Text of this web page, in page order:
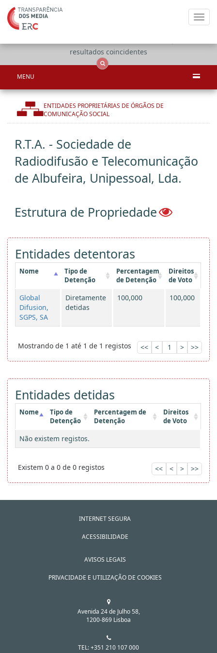
resultados coincidentes
MENU
ENTIDADES PROPRIETÁRIAS DE ÓRGÃOS DE
COMUNICAÇÃO SOCIAL
R.T.A. - Sociedade de
Radiodifusão e Telecomunicação
de Albufeira, Unipessoal, Lda.
Estrutura de Propriedade
Entidades detentoras
Nome
Tipo de
Detenção
Percentagem
de Detenção
Direitos
de Voto
Global
Difusion,
SGPS, SA
Diretamente
detidas
100,000 100,000
Mostrando de 1 até 1 de 1 registos << < 1 > >>
Entidades detidas
Nome
Tipo de
Detenção
Percentagem de
Detenção
Direitos
de Voto
Não existem registos.
Existem 0 a 0 de 0 registos << < > >>
INTERNET SEGURA
ACESSIBILIDADE
AVISOS LEGAIS
PRIVACIDADE E UTILIZAÇÃO DE COOKIES
Avenida 24 de Julho 58,
1200-869 Lisboa
TEL: +351 210 107 000